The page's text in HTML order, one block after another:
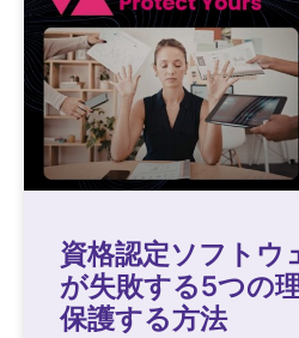
資格認定ソフトウ
が失敗する5つの
保護する方法